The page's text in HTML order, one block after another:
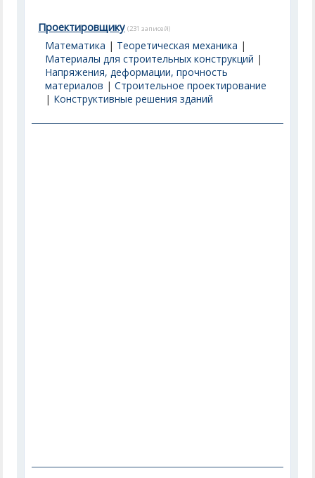
Проектировщику (231 записей)
Математика | Теоретическая механика |
Материалы для строительных конструкций |
Напряжения, деформации, прочность
материалов |Строительное проектирование
| Конструктивные решения зданий